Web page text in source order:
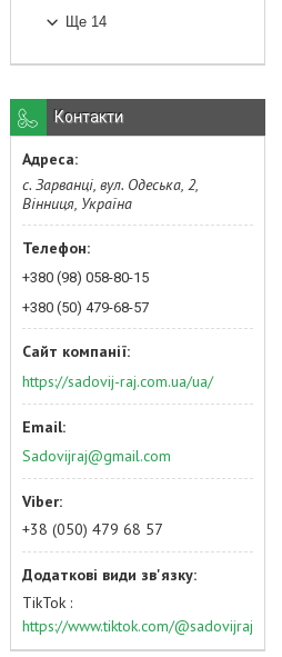
Ще 14
Контакти
с. Зарванці, вул. Одеська, 2,
Вінниця, Україна
+380 (98) 058-80-15
+380 (50) 479-68-57
https://sadovij-raj.com.ua/ua/
Sadovijraj@gmail.com
+38 (050) 479 68 57
TikTok
https://www.tiktok.com/@sadovijraj